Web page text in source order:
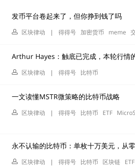
发币平台卷起来了，但你挣到钱了吗
区块律动 | 得得号 加密货币 meme
Arthur Hayes：触底已完成，本轮行情
区块律动 | 得得号 比特币
一文读懂MSTR微策略的比特币战略
区块律动 | 得得号 比特币 ETF
永不认输的比特币：单枚十万美元，从
区块律动 | 得得号 比特币 区块链 ETF